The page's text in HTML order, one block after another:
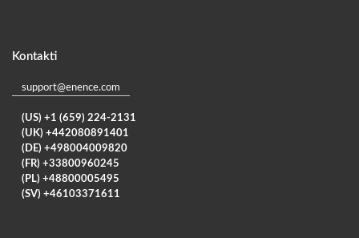
Kontakti
support@enence.com
(US) +1 (659) 224-2131
(UK) +442080891401
(DE) +498004009820
(FR) +33800960245
(PL) +48800005495
(SV) +46103371611